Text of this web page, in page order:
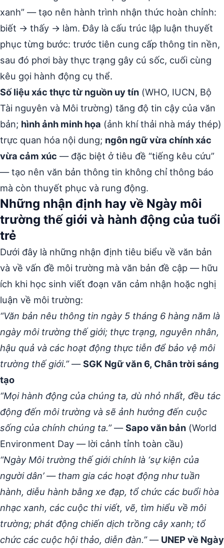
xanh” — tạo nên hành trình nhận thức hoàn chỉnh:
biết → thấy → làm. Đây là cấu trúc lập luận thuyết
phục từng bước: trước tiên cung cấp thông tin nền,
sau đó phơi bày thực trạng gây cú sốc, cuối cùng
kêu gọi hành động cụ thể.
Số liệu xác thực từ nguồn uy tín (WHO, IUCN, Bộ
Tài nguyên và Môi trường) tăng độ tin cậy của văn
bản; hình ảnh minh họa (ảnh khí thải nhà máy thép)
trực quan hóa nội dung; ngôn ngữ vừa chính xác
vừa cảm xúc — đặc biệt ở tiêu đề “tiếng kêu cứu”
— tạo nên văn bản thông tin không chỉ thông báo
mà còn thuyết phục và rung động.
Những nhận định hay về Ngày môi
trường thế giới và hành động của tuổi
trẻ
Dưới đây là những nhận định tiêu biểu về văn bản
và về vấn đề môi trường mà văn bản đề cập — hữu
ích khi học sinh viết đoạn văn cảm nhận hoặc nghị
luận về môi trường:
“Văn bản nêu thông tin ngày 5 tháng 6 hàng năm là
ngày môi trường thế giới; thực trạng, nguyên nhân,
hậu quả và các hoạt động thực tiễn để bảo vệ môi
trường thế giới.”—SGK Ngữ văn 6, Chân trời sáng
tạo
“Mọi hành động của chúng ta, dù nhỏ nhất, đều tác
động đến môi trường và sẽ ảnh hưởng đến cuộc
sống của chính chúng ta.”—Sapo văn bản (World
Environment Day — lời cảnh tỉnh toàn cầu)
“Ngày Môi trường thế giới chính là ‘sự kiện của
người dân’ — tham gia các hoạt động như tuần
hành, diễu hành bằng xe đạp, tổ chức các buổi hòa
nhạc xanh, các cuộc thi viết, vẽ, tìm hiểu về môi
trường; phát động chiến dịch trồng cây xanh; tổ
chức các cuộc hội thảo, diễn đàn.”— UNEP về Ngày